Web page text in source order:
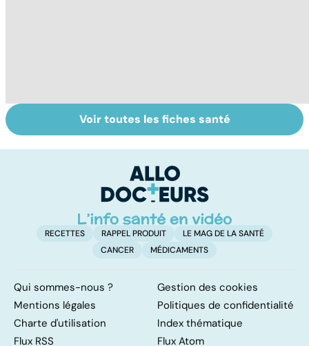
pilonidal, un
Tout savoir sur
les virus
Voir toutes les fiches santé
RECETTES RAPPEL PRODUIT
LE MAG DE LA SANTÉ
CANCER
MÉDICAMENTS
Qui sommes-nous ?
Gestion des cookies
Mentions légales
Politiques de confidentialité
Charte d'utilisation
Index thématique
Flux RSS
Flux Atom